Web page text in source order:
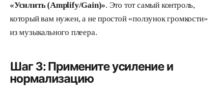
«Усилить (Amplify/Gain)». Это тот самый контроль,
который вам нужен, а не простой «ползунок громкости»
из музыкального плеера.
Шаг 3: Примените усиление и
нормализацию